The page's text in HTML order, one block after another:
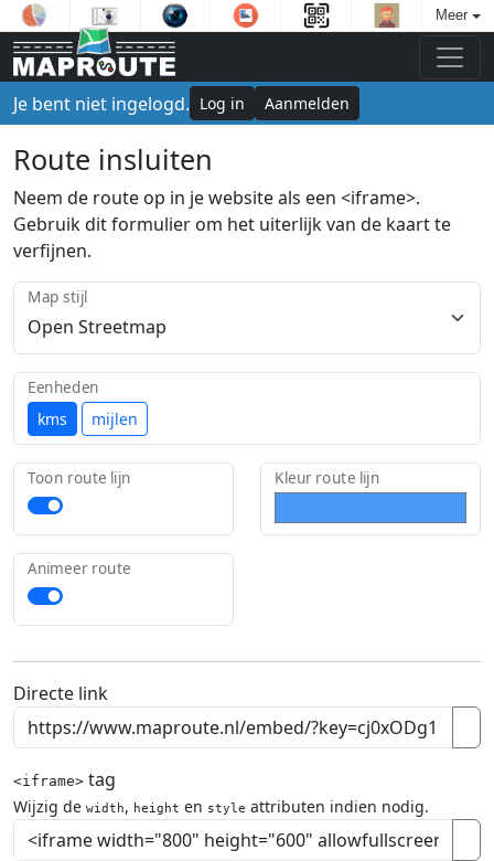
Meer
Je bent niet ingelogd. Log in Aanmelden
Route insluiten
Neem de route op in je website als een <iframe>.
Gebruik dit formulier om het uiterlijk van de kaart te
verfijnen.
Map stijl
kms mijlen
Eenheden
Toon route lijn Kleur route lijn
Animeer route
Directe link
<iframe> tag
Wijzig de width, height en style attributen indien nodig.